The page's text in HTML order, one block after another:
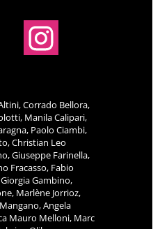
Corrado Bellora,
Manila Calipari,
Paolo Ciambi,
Christian Leo
Giuseppe Farinella,
Fracasso, Fabio
Gambino,
Marlène Jorrioz,
Angela
Mauro Melloni, Marc